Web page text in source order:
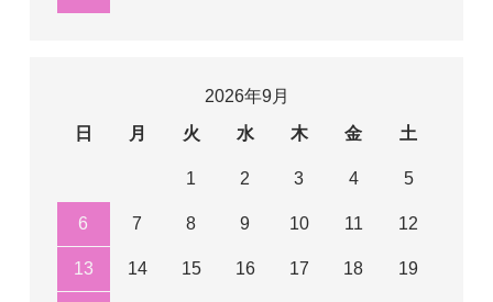
2026年9月
日
月 火 水 木 金 土
1 2 3 4 5
6 7 8 9 10 11 12
13 14 15 16 17 18 19